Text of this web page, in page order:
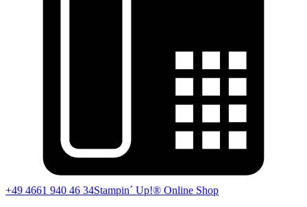
+49 4661 940 46 34Stampin´ Up!® Online Shop